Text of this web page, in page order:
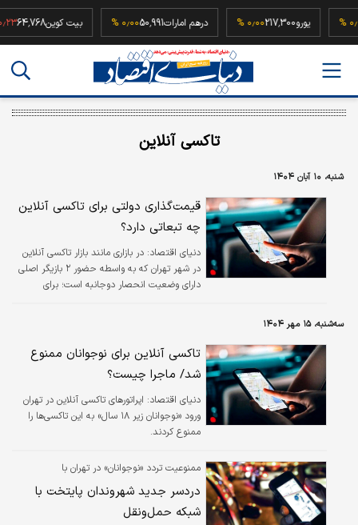
۰٫۰۰ % یورو217,300 ۰٫۰۰ % درهم امارات50,991 ۰٫۰۰ % بیت کوین
تاکسی آنلاین
شنبه، ۱۰ آبان ۱۴۰۴
قیمت‌گذاری دولتی برای تاکسی آنلاین
چه تبعاتی دارد؟
دنیای اقتصاد: در بازاری مانند بازار تاکسی آنلاین
در شهر تهران که به واسطه حضور ۲ بازیگر اصلی
دارای وضعیت انحصار دوجانبه است؛ برای
سه‌شنبه، ۱۵ مهر ۱۴۰۴
تاکسی آنلاین برای نوجوانان ممنوع
شد/ ماجرا چیست؟
دنیای اقتصاد: اپراتورهای تاکسی آنلاین در تهران
ورود «نوجوانان زیر ۱۸ سال» به این تاکسی‌ها را
ممنوع کردند.
ممنوعیت تردد «نوجوانان» در تهران با
دردسر جدید شهروندان پایتخت با
شبکه حمل‌ونقل